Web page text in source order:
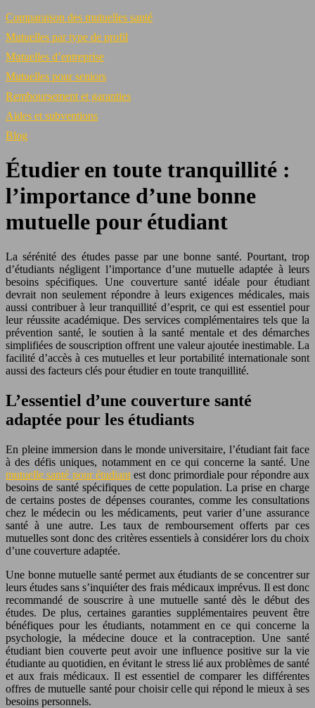
Comparaison des mutuelles santé
Mutuelles par type de profil
Mutuelles d’entreprise
Mutuelles pour seniors
Remboursement et garanties
Aides et subventions
Blog
Étudier en toute tranquillité :
l’importance d’une bonne
mutuelle pour étudiant
La sérénité des études passe par une bonne santé. Pourtant, trop
d’étudiants négligent l’importance d’une mutuelle adaptée à leurs
besoins spécifiques. Une couverture santé idéale pour étudiant
devrait non seulement répondre à leurs exigences médicales, mais
aussi contribuer à leur tranquillité d’esprit, ce qui est essentiel pour
leur réussite académique. Des services complémentaires tels que la
prévention santé, le soutien à la santé mentale et des démarches
simplifiées de souscription offrent une valeur ajoutée inestimable. La
facilité d’accès à ces mutuelles et leur portabilité internationale sont
aussi des facteurs clés pour étudier en toute tranquillité.
L’essentiel d’une couverture santé
adaptée pour les étudiants
En pleine immersion dans le monde universitaire, l’étudiant fait face
à des défis uniques, notamment en ce qui concerne la santé. Une
mutuelle santé pour étudiant est donc primordiale pour répondre aux
besoins de santé spécifiques de cette population. La prise en charge
de certains postes de dépenses courantes, comme les consultations
chez le médecin ou les médicaments, peut varier d’une assurance
santé à une autre. Les taux de remboursement offerts par ces
mutuelles sont donc des critères essentiels à considérer lors du choix
d’une couverture adaptée.
Une bonne mutuelle santé permet aux étudiants de se concentrer sur
leurs études sans s’inquiéter des frais médicaux imprévus. Il est donc
recommandé de souscrire à une mutuelle santé dès le début des
études. De plus, certaines garanties supplémentaires peuvent être
bénéfiques pour les étudiants, notamment en ce qui concerne la
psychologie, la médecine douce et la contraception. Une santé
étudiant bien couverte peut avoir une influence positive sur la vie
étudiante au quotidien, en évitant le stress lié aux problèmes de santé
et aux frais médicaux. Il est essentiel de comparer les différentes
offres de mutuelle santé pour choisir celle qui répond le mieux à ses
besoins personnels.